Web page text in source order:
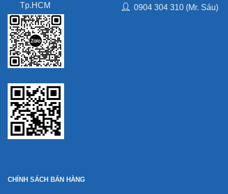
Tp.HCM
0904 304 310 (Mr. Sáu)
CHÍNH SÁCH BÁN HÀNG